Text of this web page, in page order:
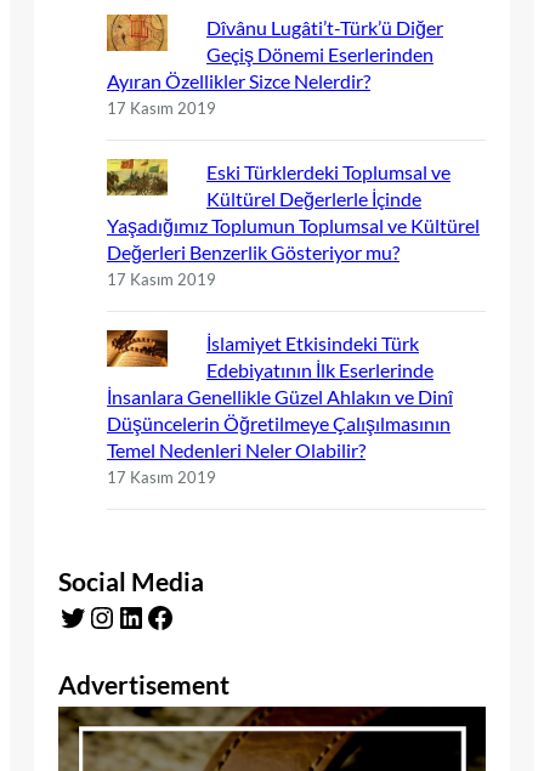
Dîvânu Lugâti’t-Türk’ü Diğer
Geçiş Dönemi Eserlerinden
Ayıran Özellikler Sizce Nelerdir?
17 Kasım 2019
Eski Türklerdeki Toplumsal ve
Kültürel Değerlerle İçinde
Yaşadığımız Toplumun Toplumsal ve Kültürel
Değerleri Benzerlik Gösteriyor mu?
17 Kasım 2019
İslamiyet Etkisindeki Türk
Edebiyatının İlk Eserlerinde
İnsanlara Genellikle Güzel Ahlakın ve Dinî
Düşüncelerin Öğretilmeye Çalışılmasının
Temel Nedenleri Neler Olabilir?
17 Kasım 2019
Social Media
Twitter Instagram LinkedIn Facebook
Advertisement